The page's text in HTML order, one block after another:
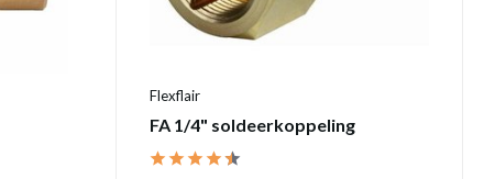
Flexflair
FA 1/4" soldeerkoppeling